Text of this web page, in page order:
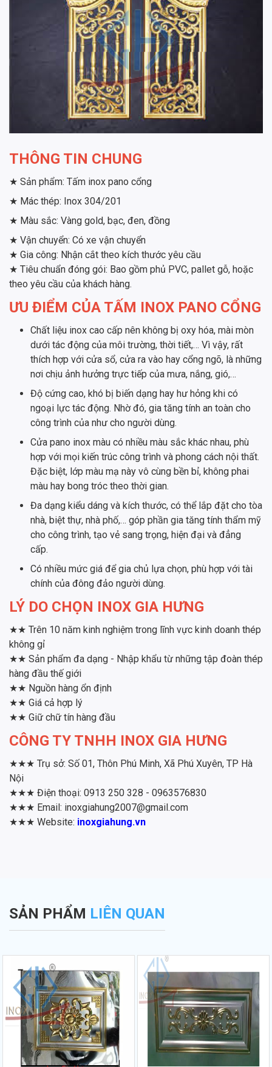
THÔNG TIN CHUNG
★ Sản phẩm: Tấm inox pano cổng
★ Mác thép: Inox 304/201
★ Màu sắc: Vàng gold, bạc, đen, đồng
★ Vận chuyển: Có xe vận chuyển
★ Gia công: Nhận cắt theo kích thước yêu cầu
★ Tiêu chuẩn đóng gói: Bao gồm phủ PVC, pallet gỗ, hoặc
theo yêu cầu của khách hàng.
ƯU ĐIỂM CỦA TẤM INOX PANO CỔNG
Chất liệu inox cao cấp nên không bị oxy hóa, mài mòn
dưới tác động của môi trường, thời tiết,… Vì vậy, rất
thích hợp với cửa sổ, cửa ra vào hay cổng ngõ, là những
nơi chịu ảnh hưởng trực tiếp của mưa, nắng, gió,…
Độ cứng cao, khó bị biến dạng hay hư hỏng khi có
ngoại lực tác động. Nhờ đó, gia tăng tính an toàn cho
công trình của như cho người dùng.
Cửa pano inox màu có nhiều màu sắc khác nhau, phù
hợp với mọi kiến trúc công trình và phong cách nội thất.
Đặc biệt, lớp màu mạ này vô cùng bền bỉ, không phai
màu hay bong tróc theo thời gian.
Đa dạng kiểu dáng và kích thước, có thể lắp đặt cho tòa
nhà, biệt thự, nhà phố,… góp phần gia tăng tính thẩm mỹ
cho công trình, tạo vẻ sang trọng, hiện đại và đẳng
cấp.
Có nhiều mức giá để gia chủ lựa chọn, phù hợp với tài
chính của đông đảo người dùng.
LÝ DO CHỌN INOX GIA HƯNG
★★ Trên 10 năm kinh nghiệm trong lĩnh vực kinh doanh thép
không gỉ
★★ Sản phẩm đa dạng - Nhập khẩu từ những tập đoàn thép
hàng đầu thế giới
★★ Nguồn hàng ổn định
★★ Giá cả hợp lý
★★ Giữ chữ tín hàng đầu
CÔNG TY TNHH INOX GIA HƯNG
★★★ Trụ sở: Số 01, Thôn Phú Minh, Xã Phú Xuyên, TP Hà
Nội
★★★ Điện thoại: 0913 250 328 - 0963576830
★★★ Email: inoxgiahung2007@gmail.com
★★★ Website: inoxgiahung.vn
SẢN PHẨM LIÊN QUAN